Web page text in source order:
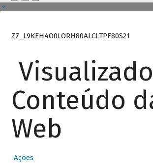
Z7_L9KEH4O0LORH80ALCLTPF80S21
Conteúdo
Web
Ações